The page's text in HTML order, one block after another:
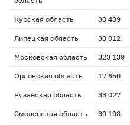
Курская область 30 439
Липецкая область 30 012
Московская область 323 139
Орловская область 17 650
Рязанская область 33 027
Смоленская область 30 198